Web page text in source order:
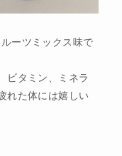
ーツミックス味で
ビタミン、ミネラ
れた体には嬉しい